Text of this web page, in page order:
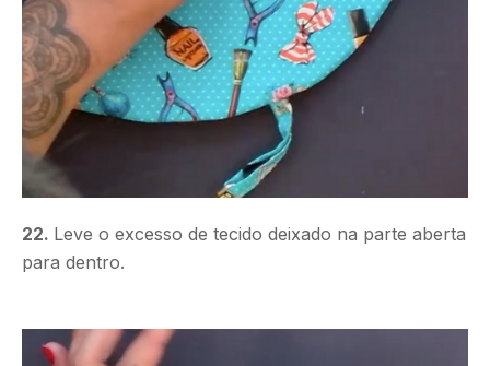
22. Leve o excesso de tecido deixado na parte aberta
para dentro.